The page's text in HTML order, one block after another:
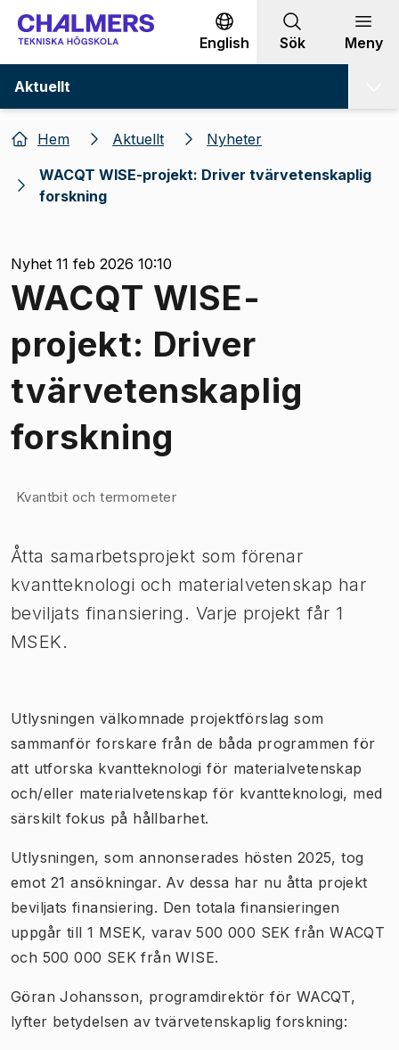
Gå till innehållet
English Sök Meny
Aktuellt
Hem Aktuellt
Nyheter
WACQT WISE-projekt: Driver tvärvetenskaplig
forskning
Nyhet 11 feb 2026 10:10
WACQT WISE-
projekt: Driver
tvärvetenskaplig
forskning
Bild 1 av 1
Kvantbit och termometer
Åtta samarbetsprojekt som förenar
kvantteknologi och materialvetenskap har
beviljats finansiering. Varje projekt får 1
MSEK.
Utlysningen välkomnade projektförslag som
sammanför forskare från de båda programmen för
att utforska kvantteknologi för materialvetenskap
och/eller materialvetenskap för kvantteknologi, med
särskilt fokus på hållbarhet.
Utlysningen, som annonserades hösten 2025, tog
emot 21 ansökningar. Av dessa har nu åtta projekt
beviljats finansiering. Den totala finansieringen
uppgår till 1 MSEK, varav 500 000 SEK från WACQT
och 500 000 SEK från WISE.
Göran Johansson, programdirektör för WACQT,
lyfter betydelsen av tvärvetenskaplig forskning: